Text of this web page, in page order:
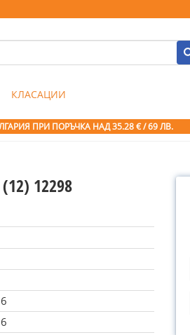
КЛАСАЦИИ
ПРИ ПОРЪЧКА НАД 35.28 € / 69 ЛВ.
12298